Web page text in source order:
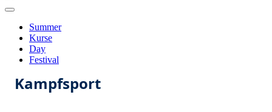
Summer
Kurse
Day
Festival
Kampfsport